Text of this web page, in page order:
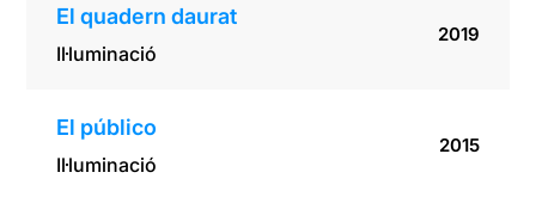
El quadern daurat
Il·luminació
2019
El público
Il·luminació
2015